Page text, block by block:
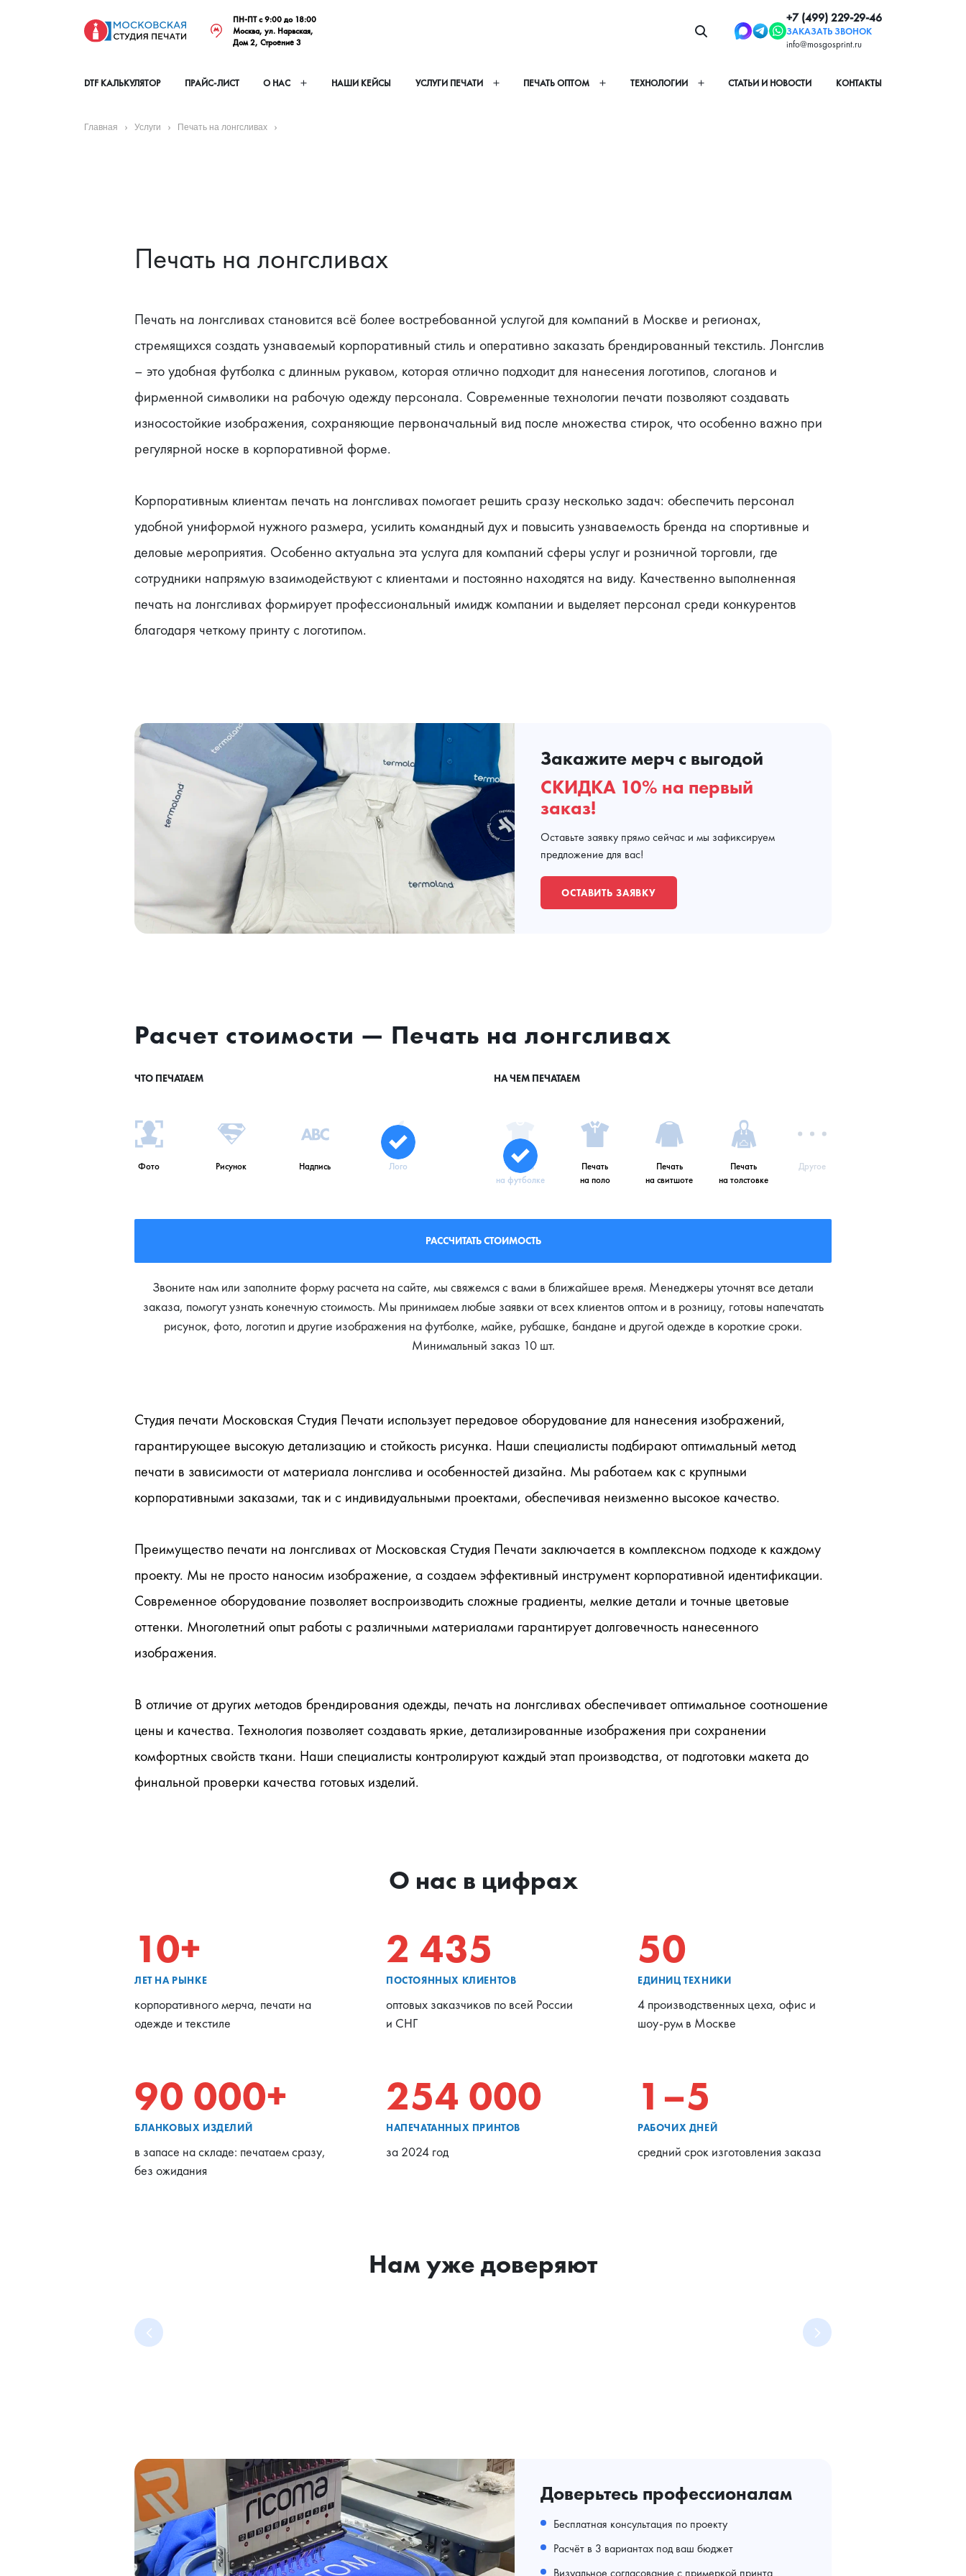
ПН-ПТ с 9:00 до 18:00
Москва, ул. Нарвская,
Дом 2, Строение 3
+7 (499) 229-29-46
ЗАКАЗАТЬ ЗВОНОК
info@mosgosprint.ru
DTF КАЛЬКУЛЯТОР ПРАЙС-ЛИСТ О НАС НАШИ КЕЙСЫ УСЛУГИ ПЕЧАТИ ПЕЧАТЬ ОПТОМ ТЕХНОЛОГИИ СТАТЬИ И НОВОСТИ КОНТАКТЫ
Главная Услуги Печать на лонгсливах
Печать на лонгсливах
Печать на лонгсливах становится всё более востребованной услугой для компаний в Москве и регионах,
стремящихся создать узнаваемый корпоративный стиль и оперативно заказать брендированный текстиль. Лонгслив
– это удобная футболка с длинным рукавом, которая отлично подходит для нанесения логотипов, слоганов и
фирменной символики на рабочую одежду персонала. Современные технологии печати позволяют создавать
износостойкие изображения, сохраняющие первоначальный вид после множества стирок, что особенно важно при
регулярной носке в корпоративной форме.
Корпоративным клиентам печать на лонгсливах помогает решить сразу несколько задач: обеспечить персонал
удобной униформой нужного размера, усилить командный дух и повысить узнаваемость бренда на спортивные и
деловые мероприятия. Особенно актуальна эта услуга для компаний сферы услуг и розничной торговли, где
сотрудники напрямую взаимодействуют с клиентами и постоянно находятся на виду. Качественно выполненная
печать на лонгсливах формирует профессиональный имидж компании и выделяет персонал среди конкурентов
благодаря четкому принту с логотипом.
Закажите мерч с выгодой
СКИДКА 10% на первый
заказ!
Оставьте заявку прямо сейчас и мы зафиксируем
предложение для вас!
ОСТАВИТЬ ЗАЯВКУ
Расчет стоимости — Печать на лонгсливах
ЧТО ПЕЧАТАЕМ
Фото Рисунок Надпись Лого
НА ЧЕМ ПЕЧАТАЕМ
Печать
на футболке
Печать
на поло
Печать
на свитшоте
Печать
на толстовке
Другое
РАССЧИТАТЬ СТОИМОСТЬ
Звоните нам или заполните форму расчета на сайте, мы свяжемся с вами в ближайшее время. Менеджеры уточнят все детали
заказа, помогут узнать конечную стоимость. Мы принимаем любые заявки от всех клиентов оптом и в розницу, готовы напечатать
рисунок, фото, логотип и другие изображения на футболке, майке, рубашке, бандане и другой одежде в короткие сроки.
Минимальный заказ 10 шт.
Студия печати Московская Студия Печати использует передовое оборудование для нанесения изображений,
гарантирующее высокую детализацию и стойкость рисунка. Наши специалисты подбирают оптимальный метод
печати в зависимости от материала лонгслива и особенностей дизайна. Мы работаем как с крупными
корпоративными заказами, так и с индивидуальными проектами, обеспечивая неизменно высокое качество.
Преимущество печати на лонгсливах от Московская Студия Печати заключается в комплексном подходе к каждому
проекту. Мы не просто наносим изображение, а создаем эффективный инструмент корпоративной идентификации.
Современное оборудование позволяет воспроизводить сложные градиенты, мелкие детали и точные цветовые
оттенки. Многолетний опыт работы с различными материалами гарантирует долговечность нанесенного
изображения.
В отличие от других методов брендирования одежды, печать на лонгсливах обеспечивает оптимальное соотношение
цены и качества. Технология позволяет создавать яркие, детализированные изображения при сохранении
комфортных свойств ткани. Наши специалисты контролируют каждый этап производства, от подготовки макета до
финальной проверки качества готовых изделий.
О нас в цифрах
10+
ЛЕТ НА РЫНКЕ
корпоративного мерча, печати на
одежде и текстиле
2 435
ПОСТОЯННЫХ КЛИЕНТОВ
оптовых заказчиков по всей России
и СНГ
50
ЕДИНИЦ ТЕХНИКИ
4 производственных цеха, офис и
шоу-рум в Москве
90 000+
БЛАНКОВЫХ ИЗДЕЛИЙ
в запасе на складе: печатаем сразу,
без ожидания
254 000
НАПЕЧАТАННЫХ ПРИНТОВ
за 2024 год
1–5
РАБОЧИХ ДНЕЙ
средний срок изготовления заказа
Нам уже доверяют
Доверьтесь профессионалам
Бесплатная консультация по проекту
Расчёт в 3 вариантах под ваш бюджет
Визуальное согласование с примеркой принта